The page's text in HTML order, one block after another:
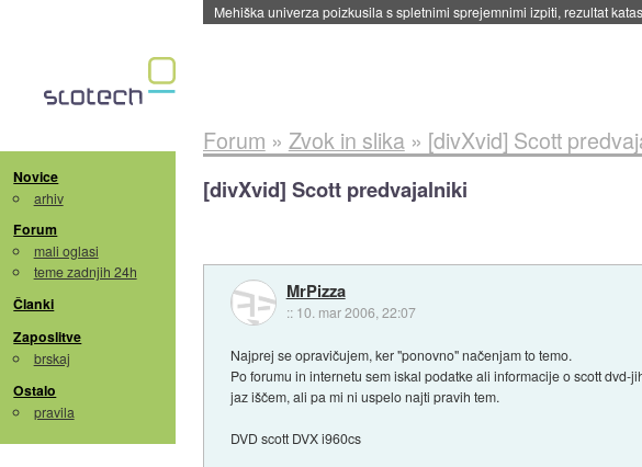
Evropska vesoljska agencija razvija svojo raketo za večkratno uporabo
Novice
arhiv
Forum
mali oglasi
teme zadnjih 24h
Članki
Zaposlitve
brskaj
Ostalo
pravila
Forum » Zvok in slika» [divXvid] Scott
[divXvid] Scott predvajalniki
MrPizza
:: 10. mar 2006, 22:07
Najprej se opravičujem, ker "ponovno" načenjam to temo.
Po forumu in internetu sem iskal podatke ali informacije o scott
jaz iščem, ali pa mi ni uspelo najti pravih tem.
DVD scott DVX i960cs